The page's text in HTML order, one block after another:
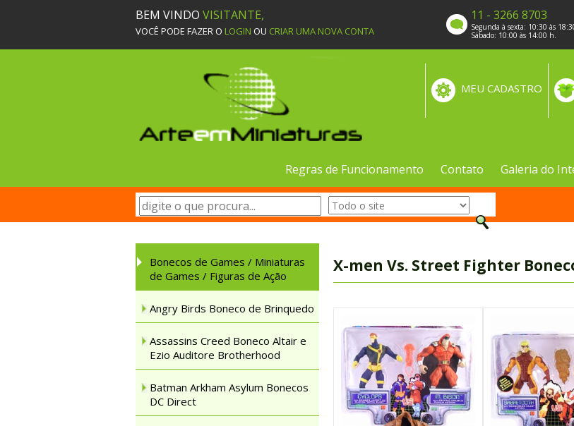
BEM VINDO VISITANTE,
VOCÊ PODE FAZER O LOGIN OU CRIAR UMA NOVA CONTA
11 - 3266 8703
Segunda à sexta: 10:30 às
Sábado: 10:00 às 14:00 h.
MEU CADASTRO
Regras de Funcionamento Contato Galeria do
Bonecos de Games / Miniaturas
de Games / Figuras de Ação
Angry Birds Boneco de Brinquedo
Assassins Creed Boneco Altair e
Ezio Auditore Brotherhood
Batman Arkham Asylum Bonecos
DC Direct
X-men Vs. Street Fighter